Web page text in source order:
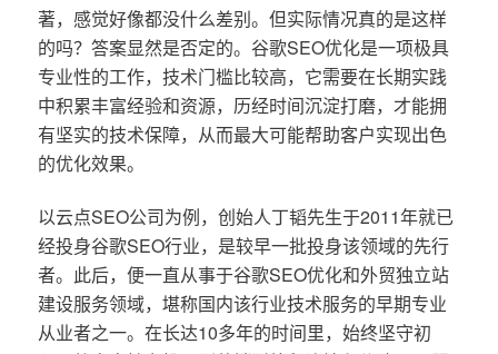
著，感觉好像都没什么差别。但实际情况真的是这样
的吗？答案显然是否定的。谷歌SEO优化是一项极具
专业性的工作，技术门槛比较高，它需要在长期实践
中积累丰富经验和资源，历经时间沉淀打磨，才能拥
有坚实的技术保障，从而最大可能帮助客户实现出色
的优化效果。
以云点SEO公司为例，创始人丁韬先生于2011年就已
经投身谷歌SEO行业，是较早一批投身该领域的先行
者。此后，便一直从事于谷歌SEO优化和外贸独立站
建设服务领域，堪称国内该行业技术服务的早期专业
从业者之一。在长达10多年的时间里，始终坚守初